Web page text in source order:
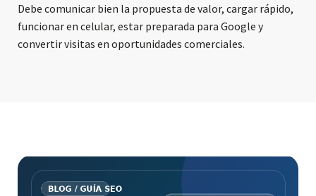
Debe comunicar bien la propuesta de valor, cargar rápido,
funcionar en celular, estar preparada para Google y
convertir visitas en oportunidades comerciales.